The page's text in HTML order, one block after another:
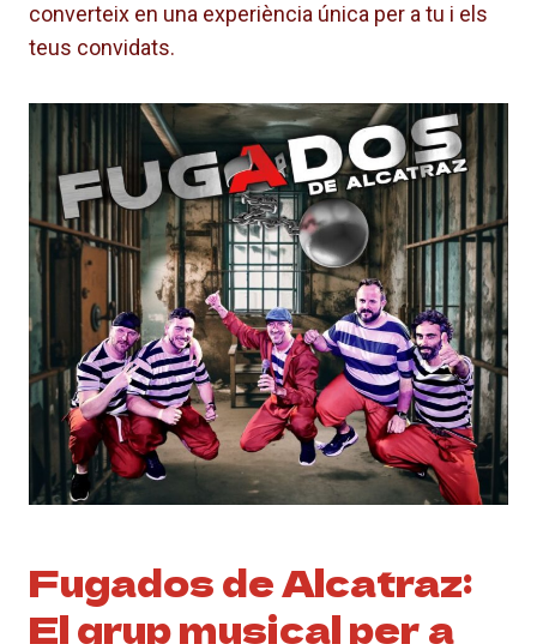
converteix en una experiència única per a tu i els
teus convidats.
Fugados de Alcatraz:
El grup musical per a